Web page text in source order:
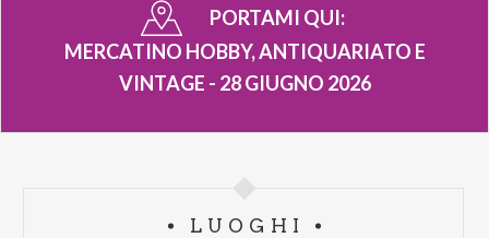
PORTAMI QUI:
MERCATINO HOBBY, ANTIQUARIATO E
VINTAGE - 28 GIUGNO 2026
LUOGHI